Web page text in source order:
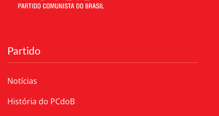
Partido
Notícias
História do PCdoB